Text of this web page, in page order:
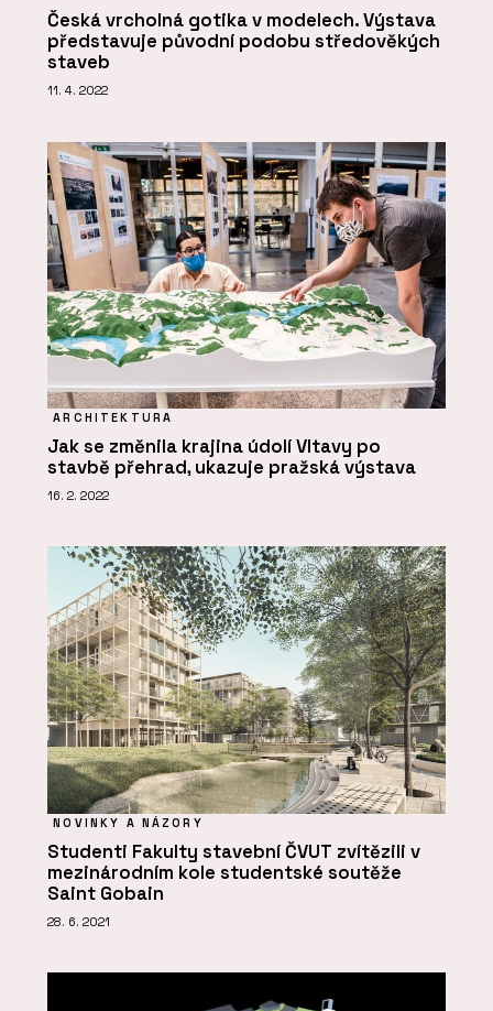
Česká vrcholná gotika v modelech. Výstava
představuje původní podobu středověkých
staveb
11. 4. 2022
ARCHITEKTURA
Jak se změnila krajina údolí Vltavy po
stavbě přehrad, ukazuje pražská výstava
16. 2. 2022
NOVINKY A NÁZORY
Studenti Fakulty stavební ČVUT zvítězili v
mezinárodním kole studentské soutěže
Saint Gobain
28. 6. 2021